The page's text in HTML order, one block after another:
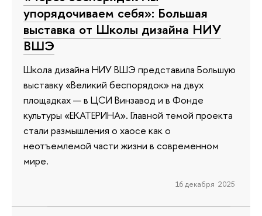
упорядочиваем себя»: Большая
выставка от Школы дизайна НИУ
ВШЭ
Школа дизайна НИУ ВШЭ представила Большую
выставку «Великий беспорядок» на двух
площадках — в ЦСИ Винзавод и в Фонде
культуры «ЕКАТЕРИНА». Главной темой проекта
стали размышления о хаосе как о
неотъемлемой части жизни в современном
мире.
16 декабря 2025